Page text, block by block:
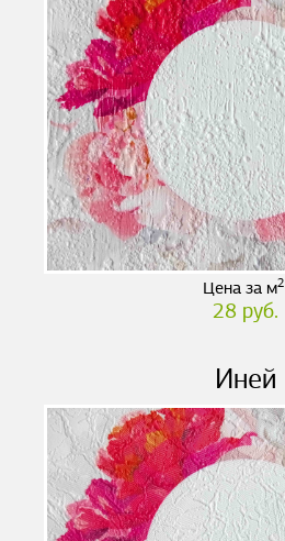
Цена за м2
28 руб.
Иней